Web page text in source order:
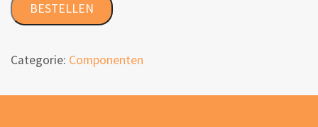
BESTELLEN
Categorie: Componenten